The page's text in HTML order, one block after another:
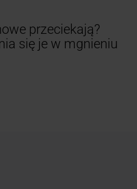
przeciekają?
się je w mgnieniu